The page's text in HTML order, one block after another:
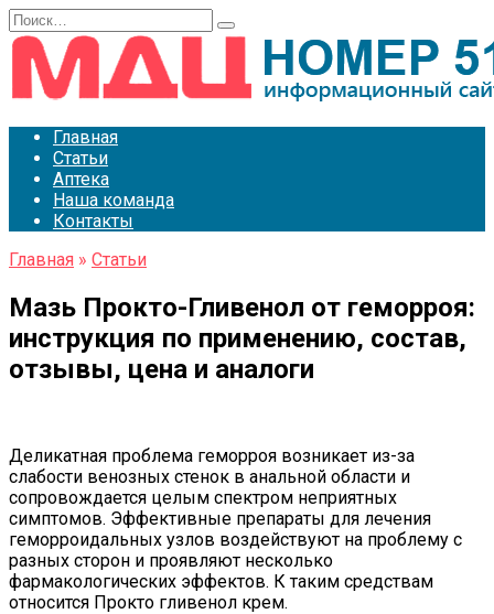
Перейти
к
содержанию
Search
for:
Главная
Статьи
Аптека
Наша команда
Контакты
Главная » Статьи
Мазь Прокто-Гливенол от геморроя:
инструкция по применению, состав,
отзывы, цена и аналоги
Деликатная проблема геморроя возникает из-за
слабости венозных стенок в анальной области и
сопровождается целым спектром неприятных
симптомов. Эффективные препараты для лечения
геморроидальных узлов воздействуют на проблему с
разных сторон и проявляют несколько
фармакологических эффектов. К таким средствам
относится Прокто гливенол крем.